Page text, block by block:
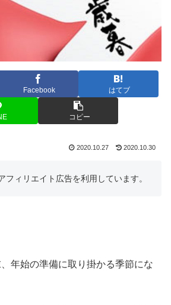
Facebook はてブ
コピー
2020.10.27 2020.10.30
フィリエイト広告を利用しています。
年始の準備に取り掛かる季節にな